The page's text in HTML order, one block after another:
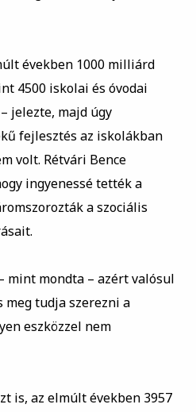
években 1000 milliárd
4500 iskolai és óvodai
jelezte, majd úgy
fejlesztés az iskolákban
volt. Rétvári Bence
ingyenessé tették a
a szociális
mint mondta – azért valósul
meg tudja szerezni a
eszközzel nem
is, az elmúlt években 3957